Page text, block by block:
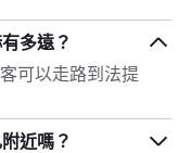
多遠？
可以走路到法提
近嗎？